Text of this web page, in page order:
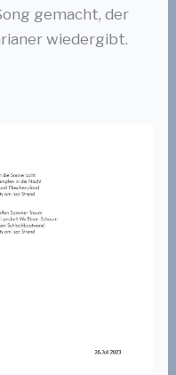
gemacht, der
wiedergibt.